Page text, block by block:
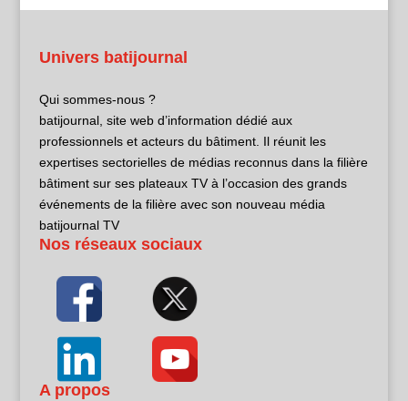
Univers batijournal
Qui sommes-nous ?
batijournal, site web d’information dédié aux
professionnels et acteurs du bâtiment. Il réunit les
expertises sectorielles de médias reconnus dans la filière
bâtiment sur ses plateaux TV à l’occasion des grands
événements de la filière avec son nouveau média
batijournal TV
Nos réseaux sociaux
A propos